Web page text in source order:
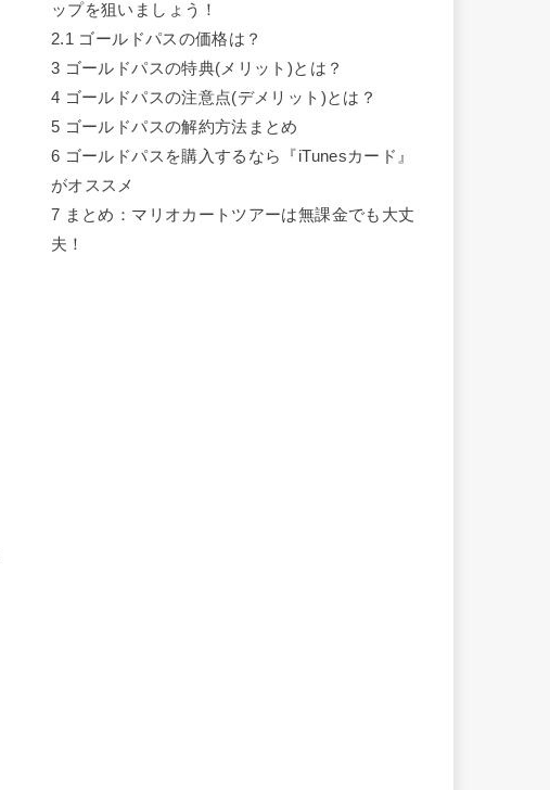
ップを狙いましょう！
2.1 ゴールドパスの価格は？
3 ゴールドパスの特典(メリット)とは？
4 ゴールドパスの注意点(デメリット)とは？
5 ゴールドパスの解約方法まとめ
6 ゴールドパスを購入するなら『iTunesカード』
がオススメ
7 まとめ：マリオカートツアーは無課金でも大丈
夫！